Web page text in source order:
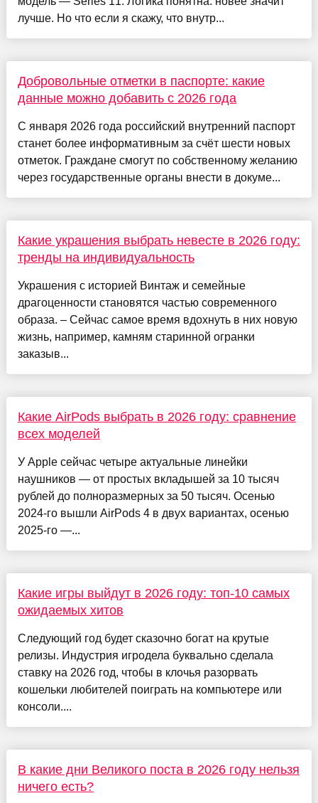
лучше. Но что если я скажу, что внутр...
Добровольные отметки в паспорте: какие
данные можно добавить с 2026 года
С января 2026 года российский внутренний паспорт
станет более информативным за счёт шести новых
отметок. Граждане смогут по собственному желанию
через государственные органы внести в докуме...
Какие украшения выбрать невесте в 2026 году:
тренды на индивидуальность
Украшения с историей Винтаж и семейные
драгоценности становятся частью современного
образа. – Сейчас самое время вдохнуть в них новую
жизнь, например, камням старинной огранки
заказыв...
Какие AirPods выбрать в 2026 году: сравнение
всех моделей
У Apple сейчас четыре актуальные линейки
наушников — от простых вкладышей за 10 тысяч
рублей до полноразмерных за 50 тысяч. Осенью
2024-го вышли AirPods 4 в двух вариантах, осенью
2025-го —...
Какие игры выйдут в 2026 году: топ-10 самых
ожидаемых хитов
Следующий год будет сказочно богат на крутые
релизы. Индустрия игродела буквально сделала
ставку на 2026 год, чтобы в клочья разорвать
кошельки любителей поиграть на компьютере или
консоли....
В какие дни Великого поста в 2026 году нельзя
ничего есть?